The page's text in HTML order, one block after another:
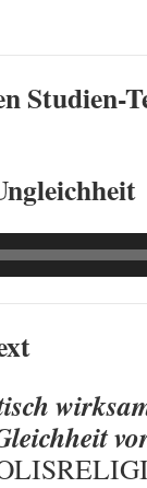
Studien-